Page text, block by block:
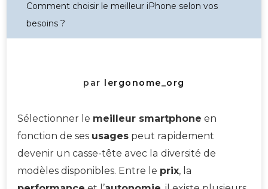
Comment choisir le meilleur iPhone selon vos
besoins ?
par lergonome_org
Sélectionner le meilleur smartphone en
fonction de ses usages peut rapidement
devenir un casse-tête avec la diversité de
modèles disponibles. Entre le prix, la